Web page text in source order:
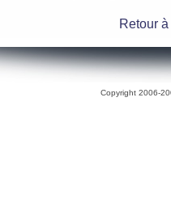
Retour
Copyright 2006-